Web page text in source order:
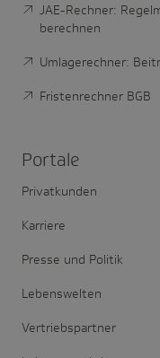
JAE-Rechner:
berechnen
Umlagerechner:
Fristenrechner BGB
Portale
Privatkunden
Karriere
Presse und Politik
Lebenswelten
Vertriebspartner